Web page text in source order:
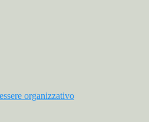
organizzativo